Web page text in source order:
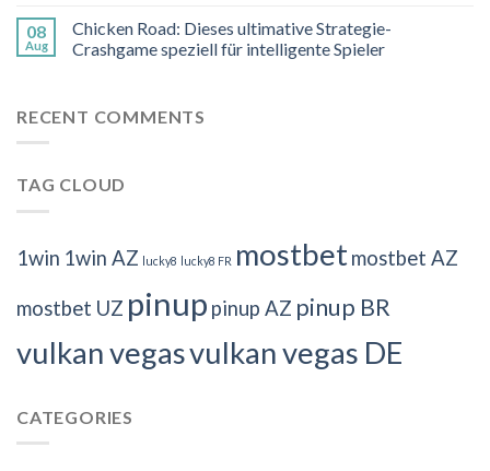
08
Aug
Chicken Road: Dieses ultimative Strategie-
Crashgame speziell für intelligente Spieler
RECENT COMMENTS
TAG CLOUD
1win 1win AZ lucky8 lucky8 FR mostbetmostbet AZ
mostbet UZ pinup pinup AZ pinup BR
vulkan vegasvulkan vegas DE
CATEGORIES